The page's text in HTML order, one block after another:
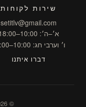
שירות לקוחות
setitlv@gmail.com
א׳–ה׳: 10:00–18:00
ו׳ וערבי חג: 10:00–15:00
דברו איתנו
© 2026 SETI Classic Chic